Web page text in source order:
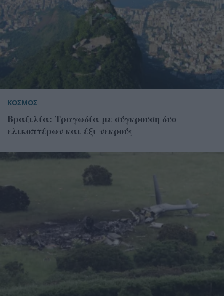
ΚΟΣΜΟΣ
Βραζιλία: Τραγωδία με σύγκρουση δυο
ελικοπτέρων και έξι νεκρούς